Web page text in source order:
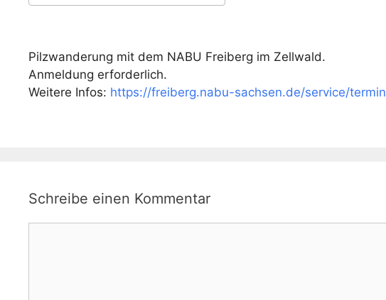
Pilzwanderung mit dem NABU Freiberg im Zellwald.
Anmeldung erforderlich.
Weitere Infos: https://freiberg.nabu-sachsen.de/service/
Schreibe einen Kommentar